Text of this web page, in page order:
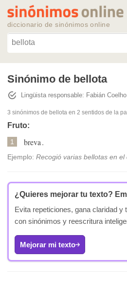
diccionario de sinónimos online
Reescribir
Sinónimos
Sinónimo de bellota
Lingüista responsable: Fabián Coelho
3 sinónimos de bellota en 2 sentidos de la
Fruto:
1 breva.
Ejemplo: Recogió varias bellotas en el
¿Quieres mejorar tu texto?
Evita repeticiones, gana claridad y
con sinónimos y reescritura
Mejorar mi texto